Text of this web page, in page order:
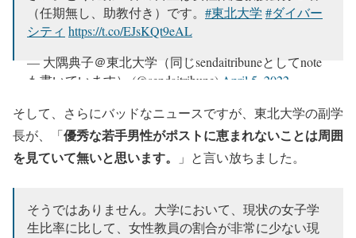
（任期無し、助教付き）です。 #東北大学 #ダイバー
シティ https://t.co/EJsKQt9eAL
— 大隅典子＠東北大学（同じsendaitribuneとしてnote
も書いています） (@sendaitribune) April 5, 2022
そして、さらにバッドなニュースですが、東北大学の副学
長が、「優秀な若手男性がポストに恵まれないことは周囲
を見ていて無いと思います。
」と言い放ちました。
そうではありません。大学において、現状の女子学
生比率に比して、女性教員の割合が非常に少ない現